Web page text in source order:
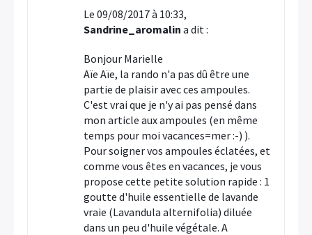
Le 09/08/2017 à 10:33,
Sandrine_aromalin a dit :
Bonjour Marielle
Aïe Aïe, la rando n'a pas dû être une
partie de plaisir avec ces ampoules.
C'est vrai que je n'y ai pas pensé dans
mon article aux ampoules (en même
temps pour moi vacances=mer :-) ).
Pour soigner vos ampoules éclatées, et
comme vous êtes en vacances, je vous
propose cette petite solution rapide : 1
goutte d'huile essentielle de lavande
vraie (Lavandula alternifolia) diluée
dans un peu d'huile végétale. A